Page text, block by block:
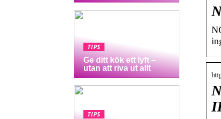
TIPS
Ge ditt kök ett lyft –
utan att riva ut allt
TIPS